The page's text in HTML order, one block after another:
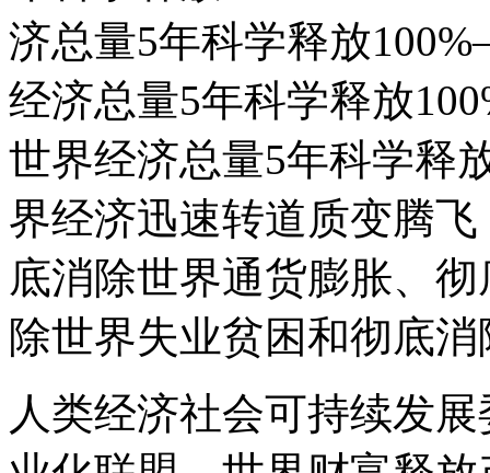
济总量5年科学释放
经济总量5年科学释放
世界经济总量5年科学释
界经济迅速转道质变腾
底消除世界通货膨胀、
除世界失业贫困和彻底
人类经济社会可持续发